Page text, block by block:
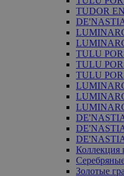
TUDOR
TULU
TULU
TULU
Золотые